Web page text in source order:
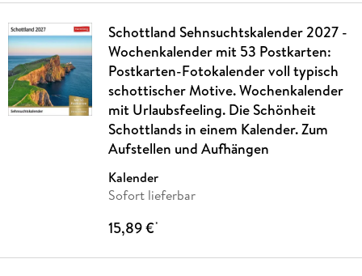
Schottland Sehnsuchtskalender 2027 -
Wochenkalender mit 53 Postkarten:
Postkarten-Fotokalender voll typisch
schottischer Motive. Wochenkalender
mit Urlaubsfeeling. Die Schönheit
Schottlands in einem Kalender. Zum
Aufstellen und Aufhängen
Kalender
Sofort lieferbar
15,89 €*